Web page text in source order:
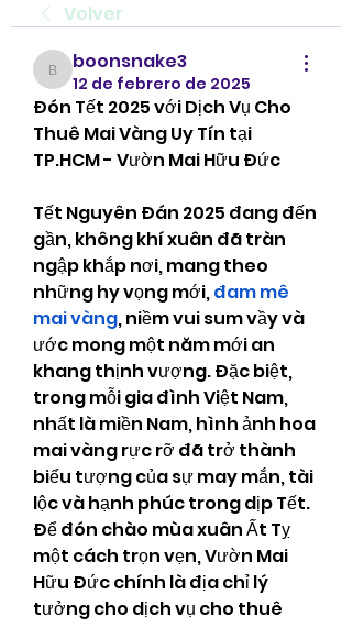
Volver
boonsnake3
boonsnake3
12 de febrero de 2025
Đón Tết 2025 với Dịch Vụ Cho
Thuê Mai Vàng Uy Tín tại
TP.HCM - Vườn Mai Hữu Đức
Tết Nguyên Đán 2025 đang đến
gần, không khí xuân đã tràn
ngập khắp nơi, mang theo
những hy vọng mới, đam mê
mai vàng, niềm vui sum vầy và
ước mong một năm mới an
khang thịnh vượng. Đặc biệt,
trong mỗi gia đình Việt Nam,
nhất là miền Nam, hình ảnh hoa
mai vàng rực rỡ đã trở thành
biểu tượng của sự may mắn, tài
lộc và hạnh phúc trong dịp Tết.
Để đón chào mùa xuân Ất Tỵ
một cách trọn vẹn, Vườn Mai
Hữu Đức chính là địa chỉ lý
tưởng cho dịch vụ cho thuê